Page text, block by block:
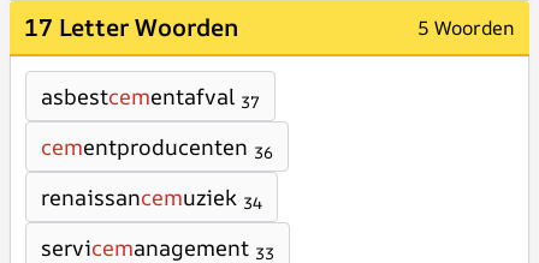
17 Letter Woorden 5 Woorden
asbestcementafval 37
cementproducenten 36
renaissancemuziek 34
servicemanagement 33